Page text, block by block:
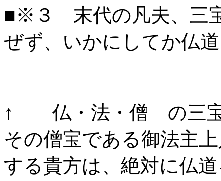
■※３ 末代の凡夫、三
ぜず、いかにしてか仏
↑ 仏・法・僧 の三宝
その僧宝である御法主
する貴方は、絶対に仏